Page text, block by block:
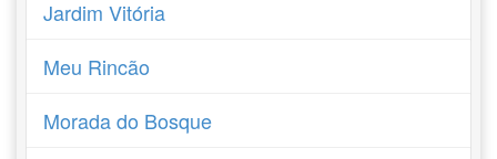
Jardim Vitória
Meu Rincão
Morada do Bosque